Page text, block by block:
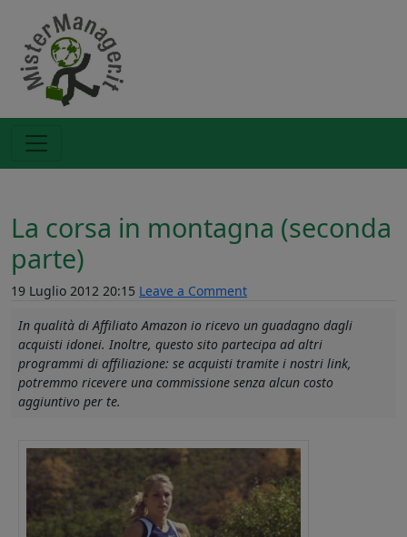
La corsa in montagna (seconda
parte)
19 Luglio 2012 20:15 Leave a Comment
In qualità di Affiliato Amazon io ricevo un guadagno dagli
acquisti idonei. Inoltre, questo sito partecipa ad altri
programmi di affiliazione: se acquisti tramite i nostri link,
potremmo ricevere una commissione senza alcun costo
aggiuntivo per te.